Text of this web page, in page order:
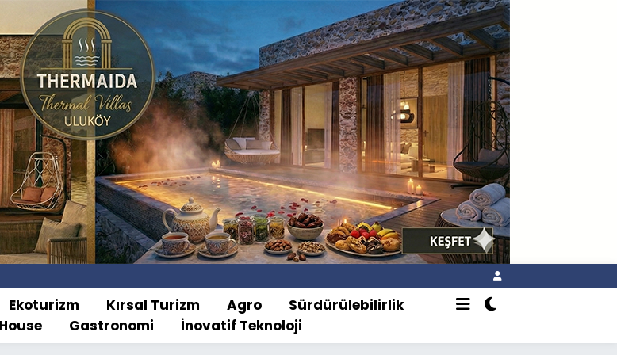
Ekoturizm Kırsal Turizm Agro
Sürdürülebilirlik
Gastronomi İnovatif Teknoloji